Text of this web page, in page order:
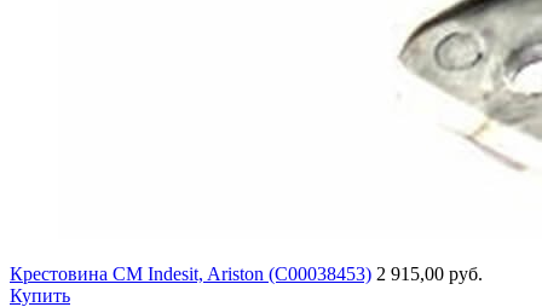
Крестовина СМ Indesit, Ariston (C00038453) 2 915,00 руб.
Купить